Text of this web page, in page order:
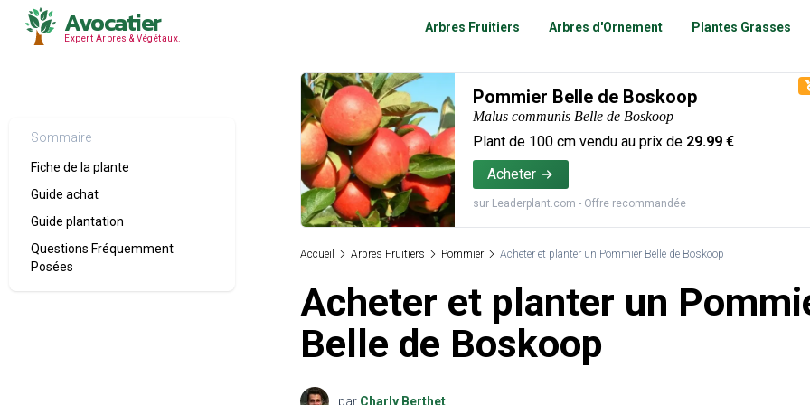
Avocatier
Expert Arbres & Végétaux.
Arbres Fruitiers Arbres d'Ornement Plantes Grasses
Sommaire
Fiche de la plante
Guide achat
Guide plantation
Questions Fréquemment
Posées
Pommier Belle de Boskoop
Malus communis Belle de Boskoop
Plant de 100 cm vendu au prix de 29.99 €
Acheter
sur Leaderplant.com - Offre recommandée
Accueil Arbres Fruitiers Pommier Acheter et planter un Pommier Belle de Boskoop
Acheter et planter un
Belle de Boskoop
par Charly Berthet